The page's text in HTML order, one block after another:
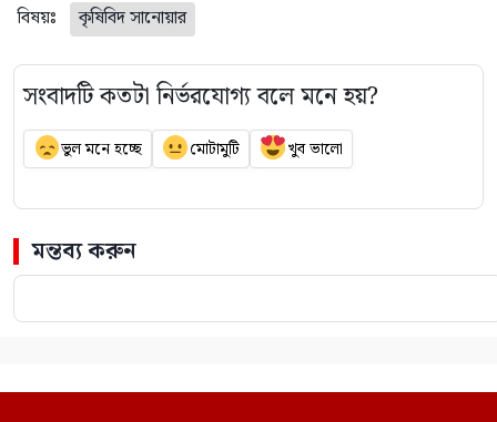
বিষয়ঃ কৃষিবিদ সানোয়ার
সংবাদটি কতটা নির্ভরযোগ্য বলে মনে হয়?
ভুল মনে হচ্ছে মোটামুটি খুব ভালো
মন্তব্য করুন